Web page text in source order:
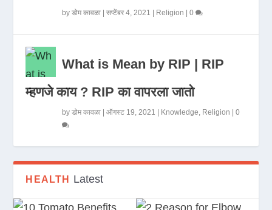
byडोम कावळा |सप्टेंबर 4, 2021 Religion |0
What is Mean by RIP | RIP
म्हणजे काय ? RIP का वापरला जातो
byडोम कावळा |ऑगस्ट 19, 2021 Knowledge, Religion |0
HEALTH Latest